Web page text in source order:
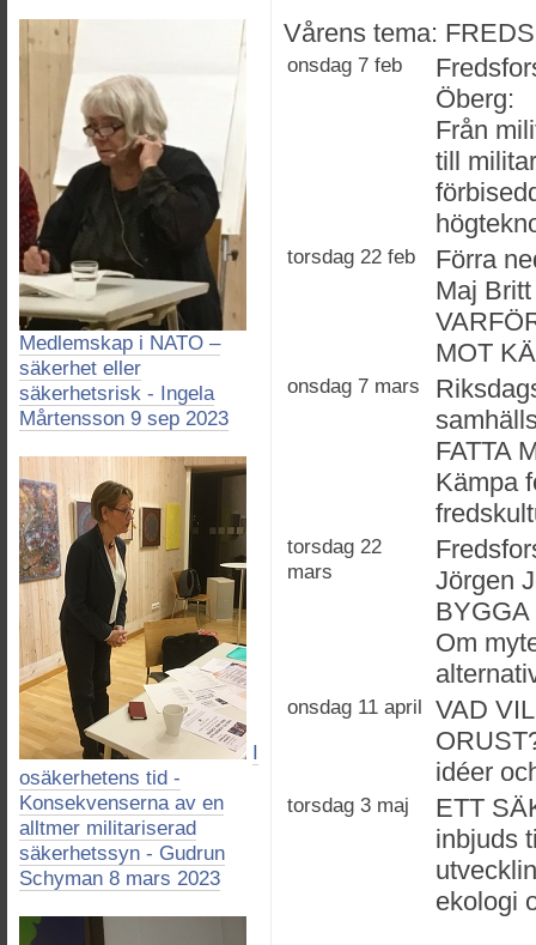
Medlemskap i NATO –
säkerhet eller
säkerhetsrisk - Ingela
Mårtensson 9 sep 2023
I
osäkerhetens tid -
Konsekvenserna av en
alltmer militariserad
säkerhetssyn - Gudrun
Schyman 8 mars 2023
Vårens tema:
onsdag 7 feb
Öberg:
Från
till
torsdag 22 feb
Förra
Maj
MOT
onsdag 7 mars
FATTA
Kämpa
torsdag 22
mars
Jörgen
Om
onsdag 11 april VAD
idéer
torsdag 3 maj
ETT
inbjuds
ekologi